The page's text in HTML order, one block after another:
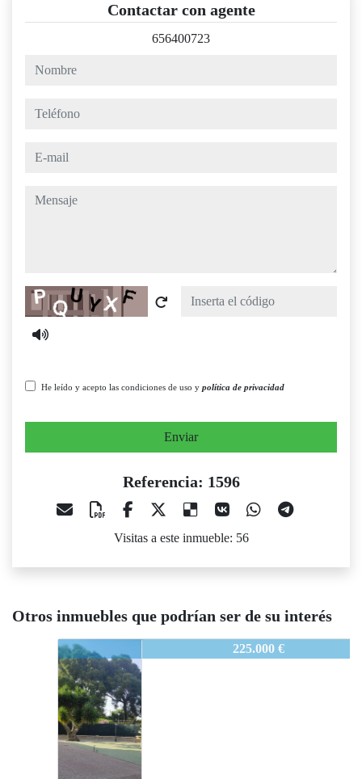
Contactar con agente
656400723
nombre
teléfono
e-mail
mensaje
Captcha
He leído y acepto las condiciones de uso y política de privacidad
Enviar
Referencia: 1596
Visitas a este inmueble: 56
Otros inmuebles que podrían ser de su interés
1596